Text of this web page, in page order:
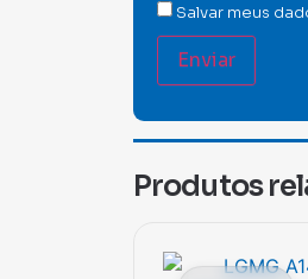
Salvar meus
Produtos